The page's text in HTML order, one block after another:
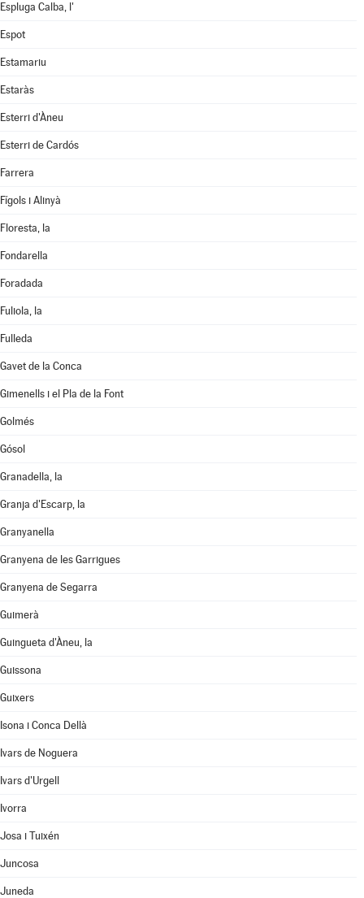
Espluga Calba, l'
Espot
Estamariu
Estaràs
Esterri d'Àneu
Esterri de Cardós
Farrera
Fígols i Alinyà
Floresta, la
Fondarella
Foradada
Fuliola, la
Fulleda
Gavet de la Conca
Gimenells i el Pla de la Font
Golmés
Gósol
Granadella, la
Granja d'Escarp, la
Granyanella
Granyena de les Garrigues
Granyena de Segarra
Guimerà
Guingueta d'Àneu, la
Guissona
Guixers
Isona i Conca Dellà
Ivars de Noguera
Ivars d'Urgell
Ivorra
Josa i Tuixén
Juncosa
Juneda